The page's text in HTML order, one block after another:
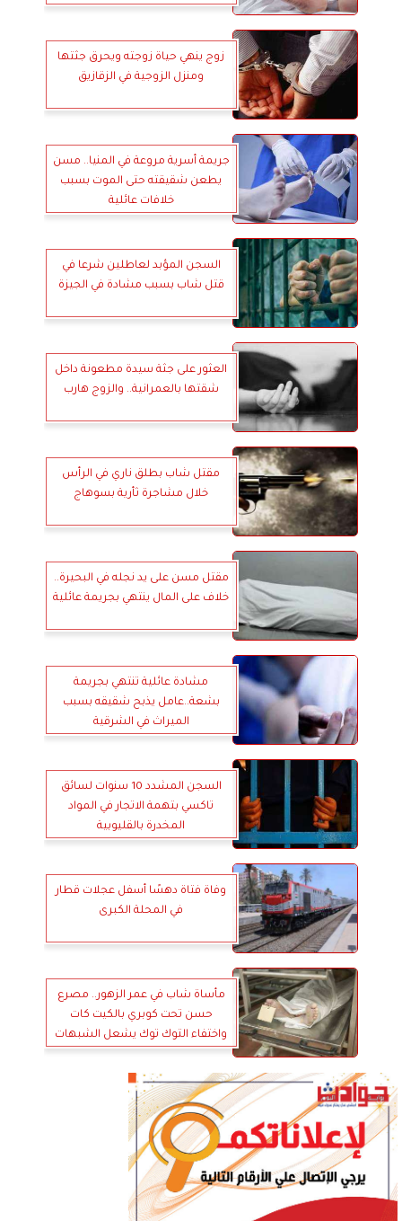
زوج ينهي حياة زوجته ويحرق جثتها
ومنزل الزوجية في الزقازيق
جريمة أسرية مروعة في المنيا.. مسن
يطعن شقيقته حتى الموت بسبب
خلافات عائلية
السجن المؤبد لعاطلين شرعا في
قتل شاب بسبب مشادة في الجيزة
العثور على جثة سيدة مطعونة داخل
شقتها بالعمرانية.. والزوج هارب
مقتل شاب بطلق ناري في الرأس
خلال مشاجرة ثأرية بسوهاج
مقتل مسن على يد نجله في البحيرة..
خلاف على المال ينتهي بجريمة عائلية
مشادة عائلية تنتهي بجريمة
بشعة..عامل يذبح شقيقه بسبب
الميراث في الشرقية
السجن المشدد 10 سنوات لسائق
تاكسي بتهمة الاتجار في المواد
المخدرة بالقليوبية
وفاة فتاة دهسًا أسفل عجلات قطار
في المحلة الكبرى
مأساة شاب في عمر الزهور.. مصرع
حسن تحت كوبري بالكيت كات
واختفاء التوك توك يشعل الشبهات